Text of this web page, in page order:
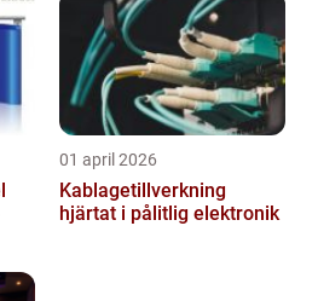
01 april 2026
Kablagetillverkning
hjärtat i pålitlig elektronik